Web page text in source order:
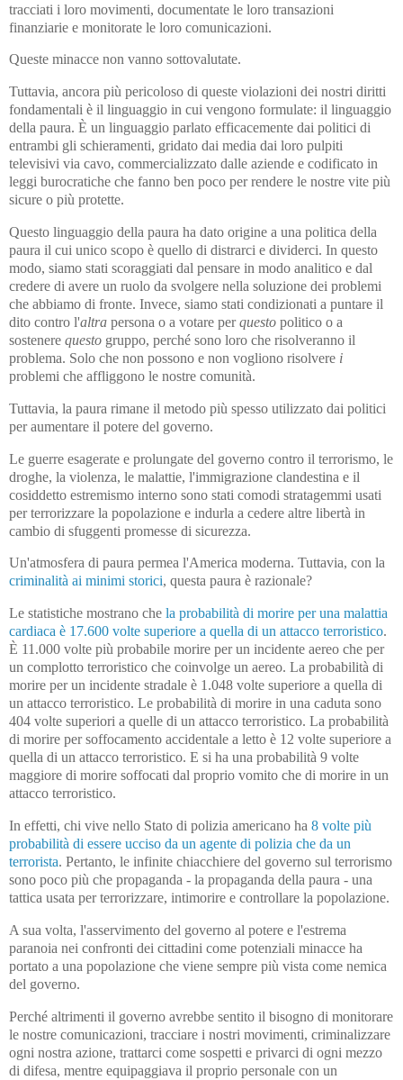
tracciati i loro movimenti, documentate le loro transazioni
finanziarie e monitorate le loro comunicazioni.
Queste minacce non vanno sottovalutate.
Tuttavia, ancora più pericoloso di queste violazioni dei nostri diritti
fondamentali è il linguaggio in cui vengono formulate: il linguaggio
della paura. È un linguaggio parlato efficacemente dai politici di
entrambi gli schieramenti, gridato dai media dai loro pulpiti
televisivi via cavo, commercializzato dalle aziende e codificato in
leggi burocratiche che fanno ben poco per rendere le nostre vite più
sicure o più protette.
Questo linguaggio della paura ha dato origine a una politica della
paura il cui unico scopo è quello di distrarci e dividerci. In questo
modo, siamo stati scoraggiati dal pensare in modo analitico e dal
credere di avere un ruolo da svolgere nella soluzione dei problemi
che abbiamo di fronte. Invece, siamo stati condizionati a puntare il
dito contro l'altra persona o a votare perquesto politico o a
sostenere questo gruppo, perché sono loro che risolveranno il
problema. Solo che non possono e non vogliono risolvere i
problemi che affliggono le nostre comunità.
Tuttavia, la paura rimane il metodo più spesso utilizzato dai politici
per aumentare il potere del governo.
Le guerre esagerate e prolungate del governo contro il terrorismo, le
droghe, la violenza, le malattie, l'immigrazione clandestina e il
cosiddetto estremismo interno sono stati comodi stratagemmi usati
per terrorizzare la popolazione e indurla a cedere altre libertà in
cambio di sfuggenti promesse di sicurezza.
Un'atmosfera di paura permea l'America moderna. Tuttavia, con la
criminalità ai minimi storici, questa paura è razionale?
Le statistiche mostrano che la probabilità di morire per una malattia
cardiaca è 17.600 volte superiore a quella di un attacco terroristico.
È 11.000 volte più probabile morire per un incidente aereo che per
un complotto terroristico che coinvolge un aereo. La probabilità di
morire per un incidente stradale è 1.048 volte superiore a quella di
un attacco terroristico. Le probabilità di morire in una caduta sono
404 volte superiori a quelle di un attacco terroristico. La probabilità
di morire per soffocamento accidentale a letto è 12 volte superiore a
quella di un attacco terroristico. E si ha una probabilità 9 volte
maggiore di morire soffocati dal proprio vomito che di morire in un
attacco terroristico.
In effetti, chi vive nello Stato di polizia americano ha 8 volte più
probabilità di essere ucciso da un agente di polizia che da un
terrorista. Pertanto, le infinite chiacchiere del governo sul terrorismo
sono poco più che propaganda - la propaganda della paura - una
tattica usata per terrorizzare, intimorire e controllare la popolazione.
A sua volta, l'asservimento del governo al potere e l'estrema
paranoia nei confronti dei cittadini come potenziali minacce ha
portato a una popolazione che viene sempre più vista come nemica
del governo.
Perché altrimenti il governo avrebbe sentito il bisogno di monitorare
le nostre comunicazioni, tracciare i nostri movimenti, criminalizzare
ogni nostra azione, trattarci come sospetti e privarci di ogni mezzo
di difesa, mentre equipaggiava il proprio personale con un